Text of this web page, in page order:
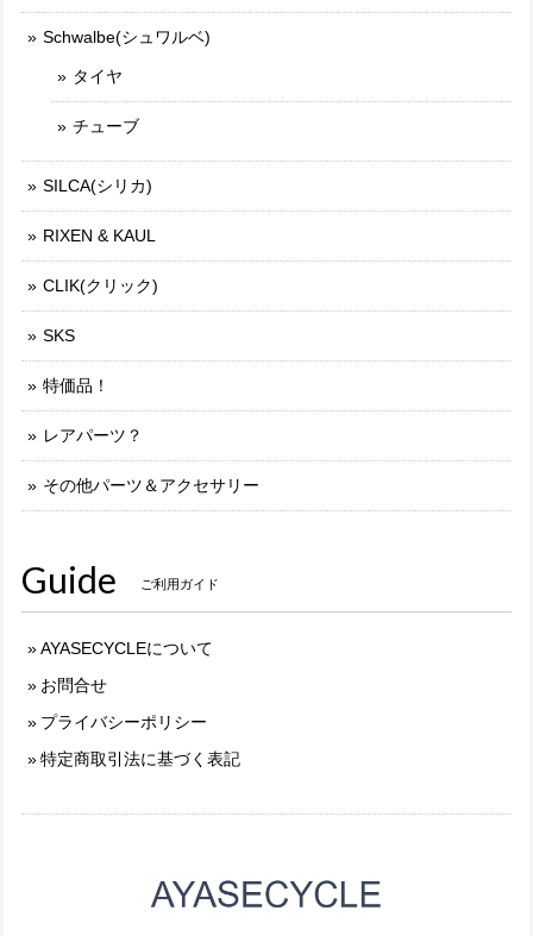
Schwalbe(シュワルベ)
タイヤ
チューブ
SILCA(シリカ)
RIXEN & KAUL
CLIK(クリック)
SKS
特価品！
レアパーツ？
その他パーツ＆アクセサリー
Guide ご利用ガイド
AYASECYCLEについて
お問合せ
プライバシーポリシー
特定商取引法に基づく表記